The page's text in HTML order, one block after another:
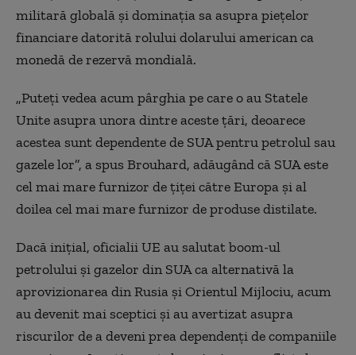
militară globală şi dominaţia sa asupra pieţelor
financiare datorită rolului dolarului american ca
monedă de rezervă mondială.
„Puteţi vedea acum pârghia pe care o au Statele
Unite asupra unora dintre aceste ţări, deoarece
acestea sunt dependente de SUA pentru petrolul sau
gazele lor”, a spus Brouhard, adăugând că SUA este
cel mai mare furnizor de ţiţei către Europa şi al
doilea cel mai mare furnizor de produse distilate.
Dacă iniţial, oficialii UE au salutat boom-ul
petrolului şi gazelor din SUA ca alternativă la
aprovizionarea din Rusia şi Orientul Mijlociu, acum
au devenit mai sceptici şi au avertizat asupra
riscurilor de a deveni prea dependenţi de companiile